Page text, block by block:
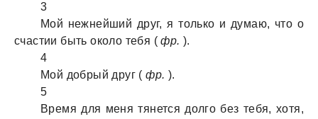
3
Мой нежнейший друг, я только и думаю, что о
счастии быть около тебя (фр.).
4
Мой добрый друг (фр. ).
5
Время для меня тянется долго без тебя, хотя,